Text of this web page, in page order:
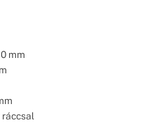
mm
ráccsal